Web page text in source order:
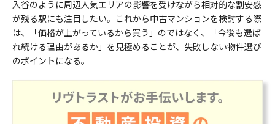
入谷のように周辺人気エリアの影響を受けながら相対的な割安感
が残る駅にも注目したい。これから中古マンションを検討する際
は、「価格が上がっているから買う」のではなく、「今後も選ば
れ続ける理由があるか」を見極めることが、失敗しない物件選び
のポイントになる。